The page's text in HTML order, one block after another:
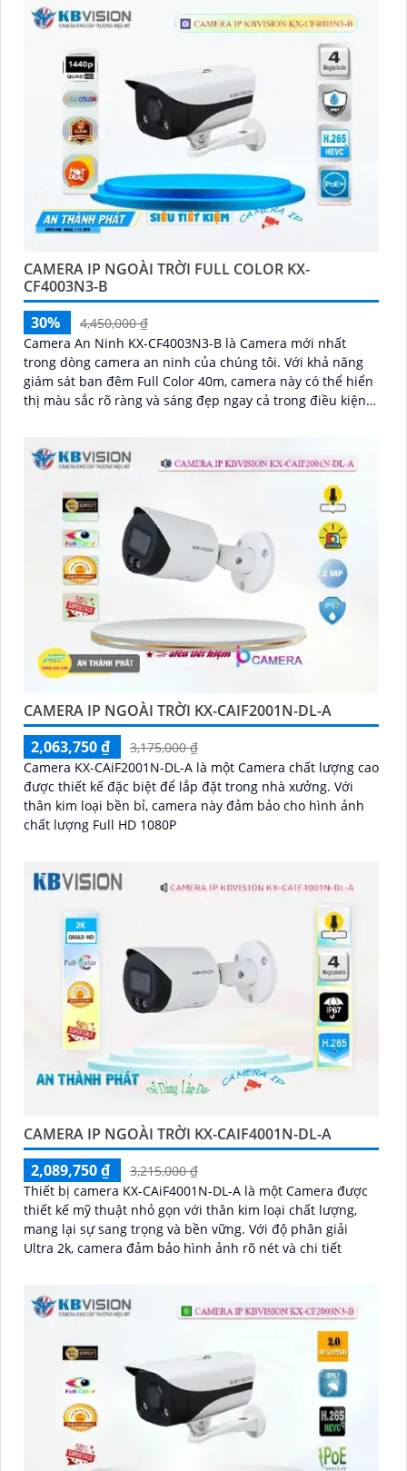
CAMERA IP NGOÀI TRỜI FULL COLOR KX-
CF4003N3-B
30%
4,450,000 ₫
Camera An Ninh KX-CF4003N3-B là Camera mới nhất
trong dòng camera an ninh của chúng tôi. Với khả năng
giám sát ban đêm Full Color 40m, camera này có thể hiển
thị màu sắc rõ ràng và sáng đẹp ngay cả trong điều kiện
CAMERA IP NGOÀI TRỜI KX-CAIF2001N-DL-A
2,063,750 ₫
3,175,000 ₫
Camera KX-CAiF2001N-DL-A là một Camera chất lượng cao
được thiết kế đặc biệt để lắp đặt trong nhà xưởng. Với
thân kim loại bền bỉ, camera này đảm bảo cho hình ảnh
chất lượng Full HD 1080P
CAMERA IP NGOÀI TRỜI KX-CAIF4001N-DL-A
2,089,750 ₫
3,215,000 ₫
Thiết bị camera KX-CAiF4001N-DL-A là một Camera được
thiết kế mỹ thuật nhỏ gọn với thân kim loại chất lượng,
mang lại sự sang trọng và bền vững. Với độ phân giải
Ultra 2k, camera đảm bảo hình ảnh rõ nét và chi tiết